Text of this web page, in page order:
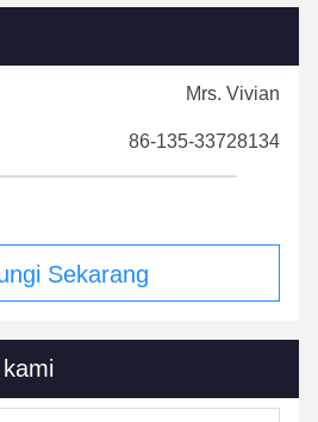
Mrs. Vivian
86-135-33728134
Sekarang